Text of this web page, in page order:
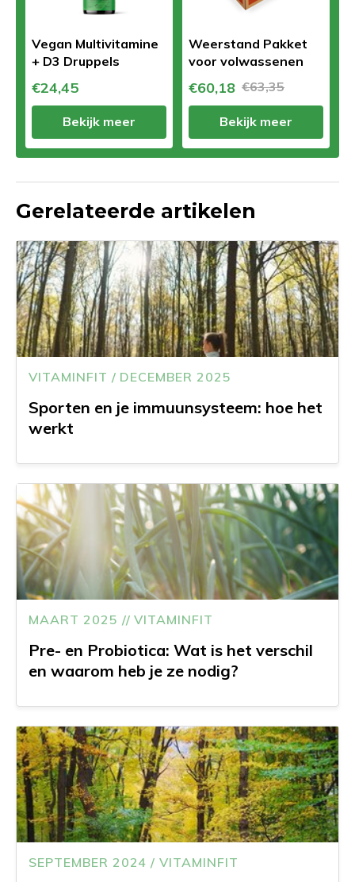
Vegan Multivitamine
+ D3 Druppels
€24,45
Bekijk meer
Weerstand Pakket
voor volwassenen
€60,18 €63,35
Bekijk meer
Gerelateerde artikelen
VITAMINFIT / DECEMBER 2025
Sporten en je immuunsysteem: hoe het
werkt
MAART 2025 // VITAMINFIT
Pre- en Probiotica: Wat is het verschil
en waarom heb je ze nodig?
SEPTEMBER 2024 / VITAMINFIT